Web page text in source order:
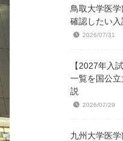
鳥取大学医
確認したい
2026/07/31
【2027年入
一覧を国公
説
2026/07/29
九州大学医